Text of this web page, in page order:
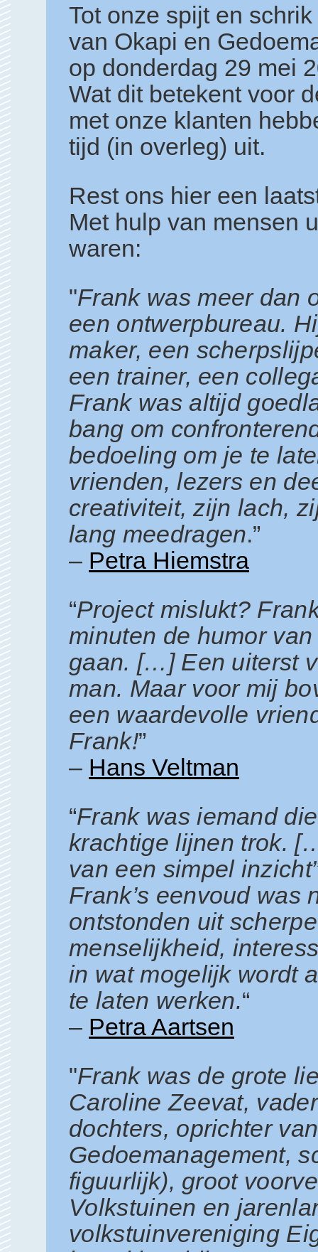
Tot onze spijt en
van Okapi en
op donderdag 29 mei
Wat dit betekent voor
met onze klanten
tijd (in overleg) uit.
Rest ons hier een
Met hulp van mensen
waren:
"Frank was meer dan
een ontwerpbureau.
maker, een
een trainer, een
Frank was altijd
bang om
bedoeling om je te
vrienden, lezers en
creativiteit, zijn lach,
lang meedragen.”
– Petra Hiemstra
“Project mislukt?
minuten de humor
gaan. […] Een uiterst
man. Maar voor mij
een waardevolle
Frank!”
– Hans Veltman
“Frank was iemand
krachtige lijnen trok.
van een simpel
Frank’s eenvoud was
ontstonden uit
menselijkheid,
in wat mogelijk wordt
te laten werken.“
– Petra Aartsen
"Frank was de grote
Caroline Zeevat,
dochters, oprichter
Gedoemanagement,
figuurlijk), groot
Volkstuinen en
volkstuinvereniging